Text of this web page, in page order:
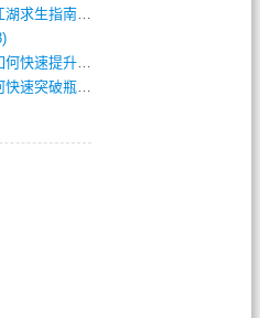
传奇外挂及时雨：新手小白的江湖求生指南(802)
重温经典新开复古传奇私服，如何快速提升等(392)
血染苍龙传奇战力提升缓慢如何快速突破瓶颈(654)